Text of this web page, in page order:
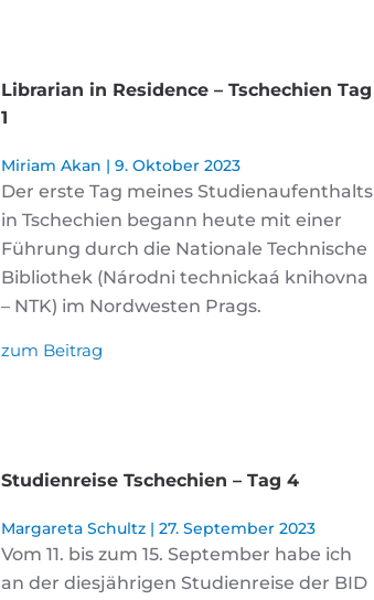
Librarian in Residence – Tschechien Tag
1
Miriam Akan 9. Oktober 2023
Der erste Tag meines Studienaufenthalts
in Tschechien begann heute mit einer
Führung durch die Nationale Technische
Bibliothek (Národni technickaá knihovna
– NTK) im Nordwesten Prags.
zum Beitrag
Studienreise Tschechien – Tag 4
Margareta Schultz 27. September 2023
Vom 11. bis zum 15. September habe ich
an der diesjährigen Studienreise der BID